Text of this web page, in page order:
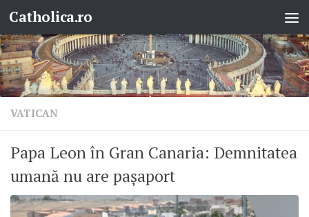
Skip to content
Catholica.ro
VATICAN
Papa Leon în Gran Canaria: Demnitatea
umană nu are pașaport